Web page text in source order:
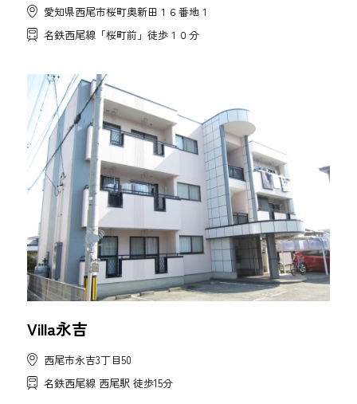
愛知県西尾市桜町奥新田１６番地１
名鉄西尾線「桜町前」徒歩１０分
Villa永吉
西尾市永吉3丁目50
名鉄西尾線 西尾駅 徒歩15分